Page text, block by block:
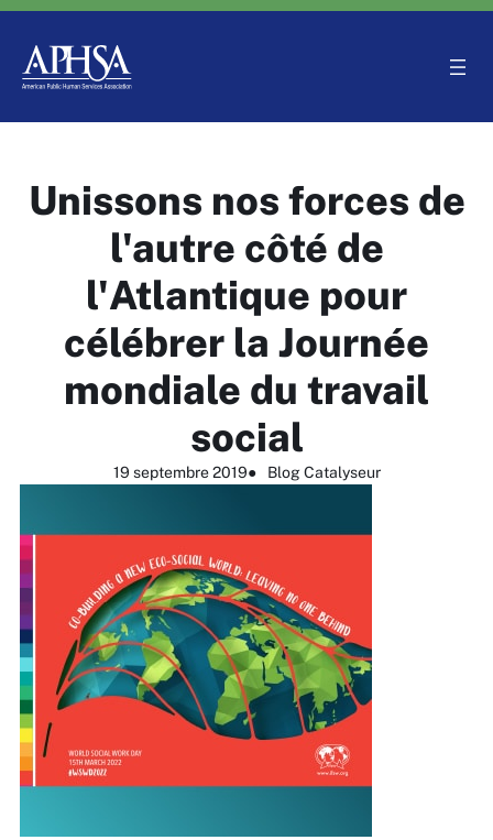
Aller
contenu
Unissons nos forces de
l'autre côté de
l'Atlantique pour
célébrer la Journée
mondiale du travail
social
19 septembre 2019● Blog Catalyseur